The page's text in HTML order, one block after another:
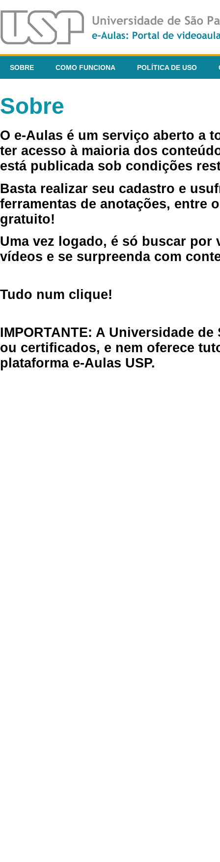
SOBRE COMO FUNCIONA POLÍTICA DE USO
Sobre
O e-Aulas é um serviço aberto a
ter acesso à maioria dos
está publicada sob condições
Basta realizar seu cadastro e
ferramentas de anotações, entre
gratuito!
Uma vez logado, é só buscar por
vídeos e se surpreenda com
Tudo num clique!
IMPORTANTE: A Universidade
ou certificados, e nem oferece
plataforma e-Aulas USP.